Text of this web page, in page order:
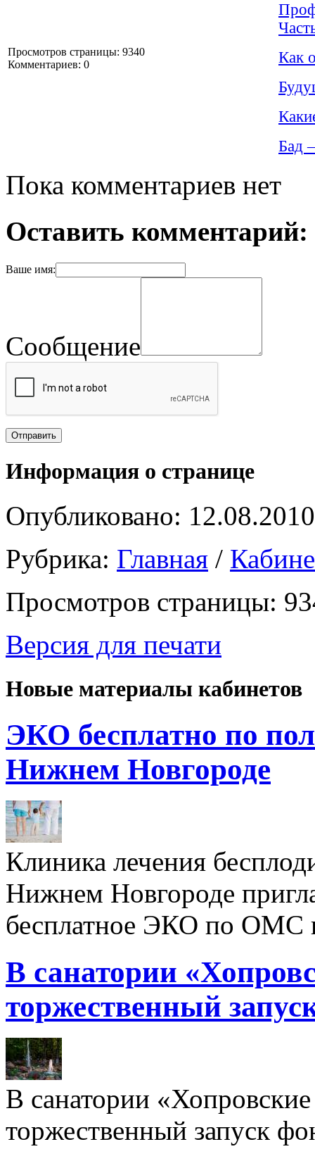
Просмотров страницы: 9340
Комментариев: 0
Как
Бад
Пока комментариев нет
Оставить комментарий:
Ваше имя:
Сообщение
Информация о странице
Опубликовано: 12.08.2010
Рубрика: Главная /
Просмотров страницы:
Версия для печати
Новые материалы кабинетов
ЭКО бесплатно по
Нижнем Новгороде
Клиника лечения
Нижнем Новгороде
бесплатное ЭКО по ОМС
В санатории
торжественный
В санатории «Хопровские
торжественный запуск